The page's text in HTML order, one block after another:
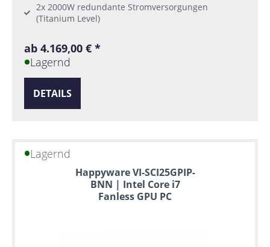
2x 2000W redundante Stromversorgungen
(Titanium Level)
ab 4.169,00 € *
Lagernd
DETAILS
Lagernd
Happyware VI-SCI25GPIP-
BNN | Intel Core i7
Fanless GPU PC